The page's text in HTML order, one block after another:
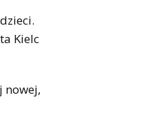
Kielc
nowej,